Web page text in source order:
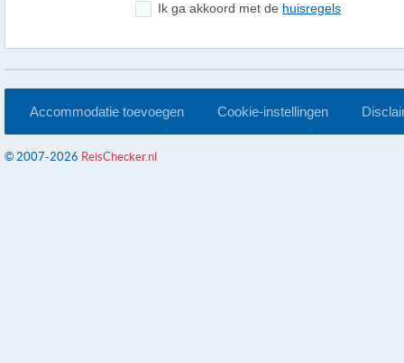
Ik ga akkoord met de huisregels
Accommodatie toevoegen Cookie-instellingen
© 2007-2026 ReisChecker.nl